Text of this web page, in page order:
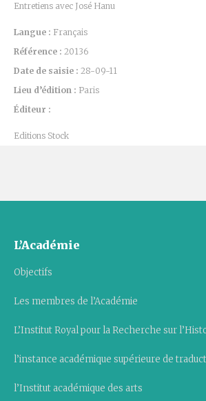
Entretiens avec José Hanu
Langue : Français
Référence : 20136
Date de saisie : 28-09-11
Lieu d’édition : Paris
Éditeur :
Editions Stock
L’Académie
Objectifs
Les membres de l’Académie
L’Institut Royal pour la Recherche sur
l’instance académique supérieure de
l’Institut académique des arts